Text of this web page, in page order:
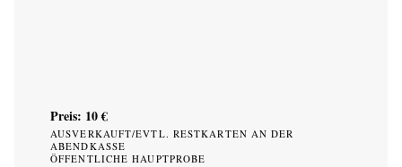
Preis: 10 €
AUSVERKAUFT/EVTL. RESTKARTEN AN DER
ABENDKASSE
ÖFFENTLICHE HAUPTPROBE